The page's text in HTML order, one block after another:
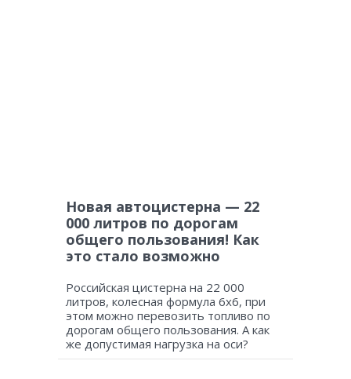
Новая автоцистерна — 22
000 литров по дорогам
общего пользования! Как
это стало возможно
Российская цистерна на 22 000
литров, колесная формула 6х6, при
этом можно перевозить топливо по
дорогам общего пользования. А как
же допустимая нагрузка на оси?